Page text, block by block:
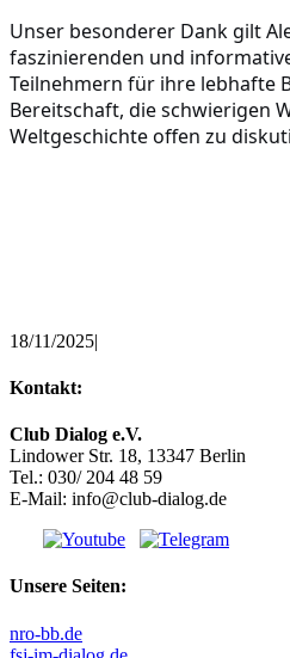
Unser besonderer Dank gilt
faszinierenden und
Teilnehmern für ihre lebhafte
Bereitschaft, die schwierigen
Weltgeschichte offen zu
18/11/2025|
Kontakt:
Club Dialog e.V.
Lindower Str. 18, 13347 Berlin
Tel.: 030/ 204 48 59
E-Mail: info@club-dialog.de
Unsere Seiten:
nro-bb.de